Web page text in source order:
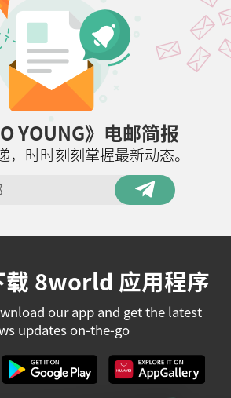
YOUNG》电邮简报
，时时刻刻掌握最新动态。
载 8world 应用程序
our app and get the latest
updates on-the-go